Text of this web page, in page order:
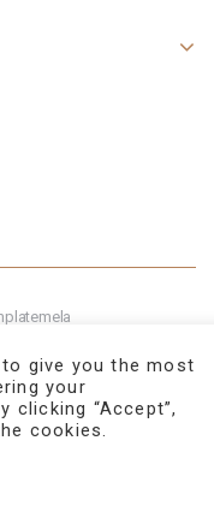
give you the most
your
clicking “Accept”,
cookies.